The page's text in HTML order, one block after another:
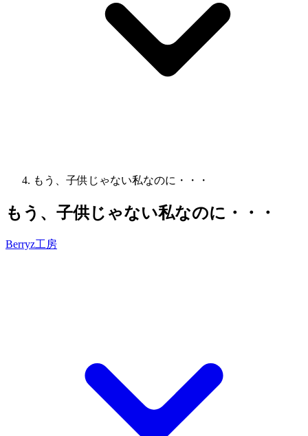
もう、子供じゃない私なのに・・・
もう、子供じゃない私なのに・・・
Berryz工房